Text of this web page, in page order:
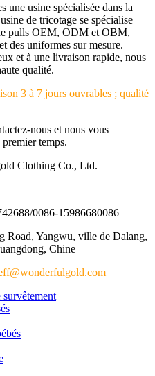
une usine spécialisée dans la
de tricotage se spécialise
pulls OEM, ODM et OBM,
des uniformes sur mesure.
et à une livraison rapide, nous
qualité.
3 à 7 jours ouvrables ; qualité
nous et nous vous
temps.
Clothing Co., Ltd.
0086-15986680086
Road, Yangwu, ville de Dalang,
Chine